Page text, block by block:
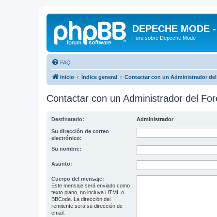
DEPECHE MODE
Foro sobre Depeche Mode
FAQ
Inicio Índice general Contactar con un Administrador
Contactar con un Administrador del
Destinatario: Administrador
Su dirección de correo
electrónico:
Su nombre:
Asunto:
Cuerpo del mensaje:
Este mensaje será enviado como
texto plano, no incluya HTML o
BBCode. La dirección del
remitente será su dirección de
email.